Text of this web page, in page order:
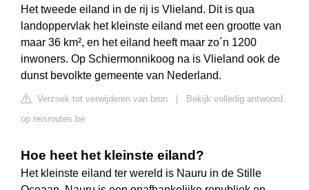
Het tweede eiland in de rij is Vlieland. Dit is qua
landoppervlak het kleinste eiland met een grootte van
maar 36 km², en het eiland heeft maar zo´n 1200
inwoners. Op Schiermonnikoog na is Vlieland ook de
dunst bevolkte gemeente van Nederland.
Verzoek tot verwijderen van bron
Bekijk volledig antwoord
op reisroutes.be
Hoe heet het kleinste eiland?
Het kleinste eiland ter wereld is Nauru in de Stille